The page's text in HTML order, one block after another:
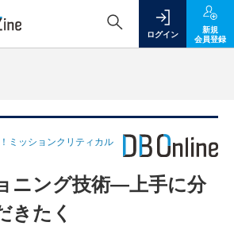
ログイン
新規
会員登録
ミッションクリティカル
ニング技術―上手に分
きたく